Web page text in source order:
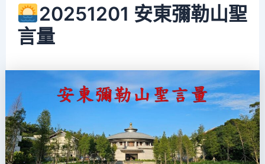
20251201 安東彌勒山聖
言量